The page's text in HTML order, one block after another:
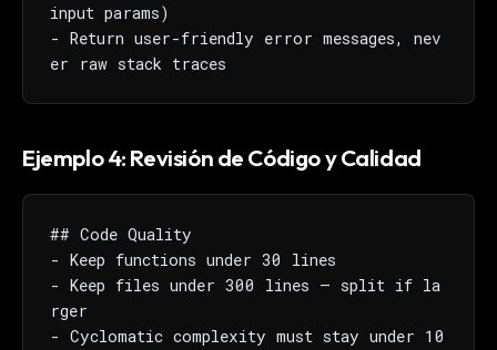
input params)
- Return user-friendly error messages, nev
er raw stack traces
Ejemplo 4: Revisión de Código y Calidad
## Code Quality
- Keep functions under 30 lines
- Keep files under 300 lines — split if la
rger
- Cyclomatic complexity must stay under 10